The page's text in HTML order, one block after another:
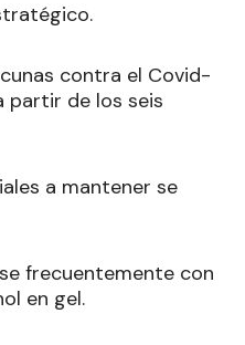
contra el Covid-
partir de los seis
a mantener se
frecuentemente con
en gel.